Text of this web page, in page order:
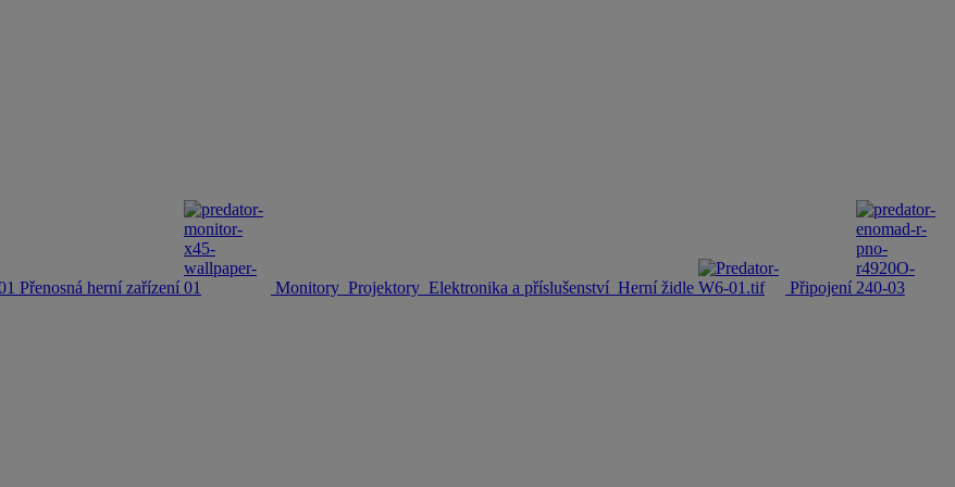
Přenosná herní zařízení Monitory Projektory Elektronika a příslušenství Herní židle
Připojení